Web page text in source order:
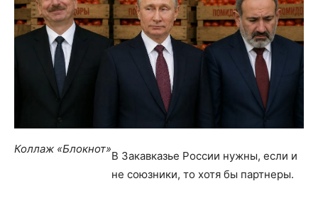
Коллаж «Блокнот»
В Закавказье России нужны, если и
не союзники, то хотя бы партнеры.